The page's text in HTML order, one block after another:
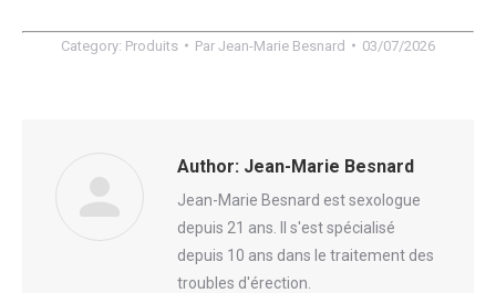
Category: Produits Par Jean-Marie Besnard 03/07/2026
Author: Jean-Marie Besnard
Jean-Marie Besnard est sexologue
depuis 21 ans. Il s'est spécialisé
depuis 10 ans dans le traitement des
troubles d'érection.